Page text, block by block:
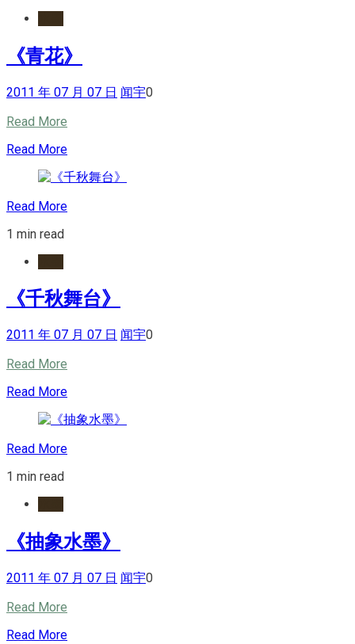
《青花》
2011 年 07 月 07 日 闻宇0
Read More
Read More
Read More
1 min read
《千秋舞台》
2011 年 07 月 07 日 闻宇0
Read More
Read More
Read More
1 min read
《抽象水墨》
2011 年 07 月 07 日 闻宇0
Read More
Read More